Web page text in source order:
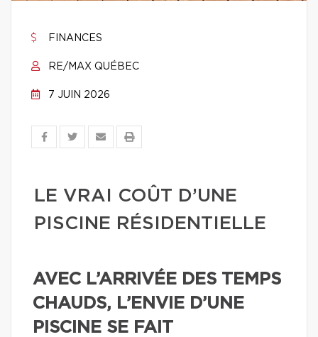
FINANCES
RE/MAX QUÉBEC
7 JUIN 2026
LE VRAI COÛT D’UNE
PISCINE RÉSIDENTIELLE
AVEC L’ARRIVÉE DES TEMPS
CHAUDS, L’ENVIE D’UNE
PISCINE SE FAIT